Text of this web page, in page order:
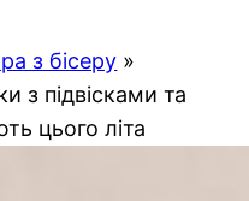
з бісеру »
з підвісками та
цього літа